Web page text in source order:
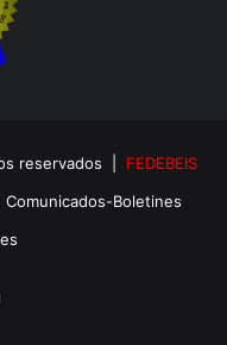
reservados | FEDEBEIS
Comunicados-Boletines